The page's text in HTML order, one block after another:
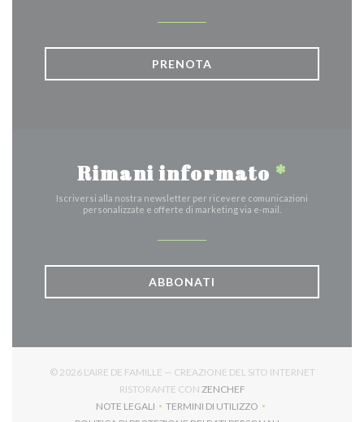
PRENOTA
Rimani informato *
Iscriversi alla nostra newsletter per ricevere comunicazioni
personalizzate e offerte di marketing via e-mail.
ABBONATI
© 2026 L'AIRE DE FAMILLE — CREAZIONE DEL SITO INTERNET
RISTORANTE CON ZENCHEF((APRE UNA NUOVA
NOTE LEGALI
((APRE UNA NUOVA FINESTRA))
TERMINI DI UTILIZZO
((APRE UNA NUOVA FINESTRA))